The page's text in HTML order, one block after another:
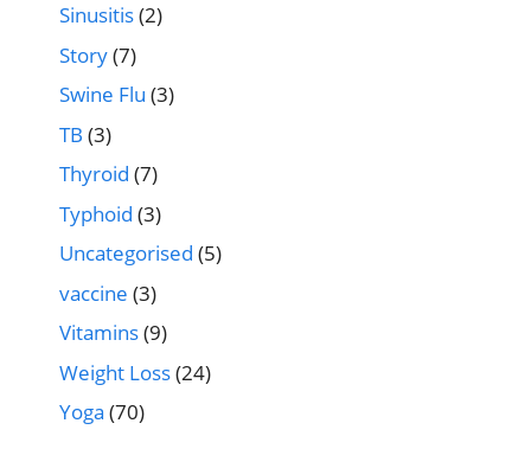
Sinusitis(2)
Story(7)
Swine Flu (3)
TB (3)
Thyroid (7)
Typhoid (3)
Uncategorised (5)
vaccine (3)
Vitamins(9)
Weight Loss(24)
Yoga (70)